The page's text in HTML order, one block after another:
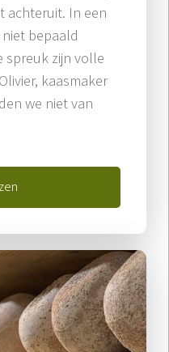
achteruit. In een
bepaald
spreuk zijn volle
kaasmaker
we niet van